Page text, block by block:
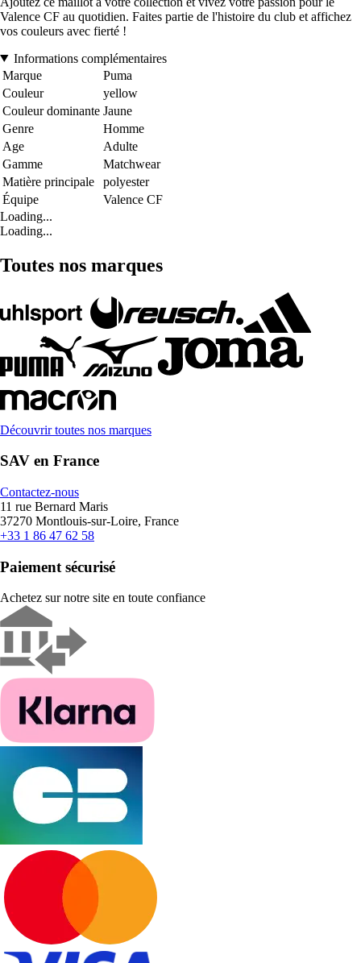
Valence CF au quotidien. Faites partie de l'histoire du club et affichez
vos couleurs avec fierté !
Informations complémentaires
Marque
Puma
Couleur
yellow
Couleur dominante Jaune
Genre
Homme
Age
Adulte
Gamme
Matchwear
Matière principale
polyester
Équipe
Valence CF
Loading...
Loading...
Toutes nos marques
Découvrir toutes nos marques
SAV en France
Contactez-nous
11 rue Bernard Maris
37270 Montlouis-sur-Loire, France
+33 1 86 47 62 58
Paiement sécurisé
Achetez sur notre site en toute confiance